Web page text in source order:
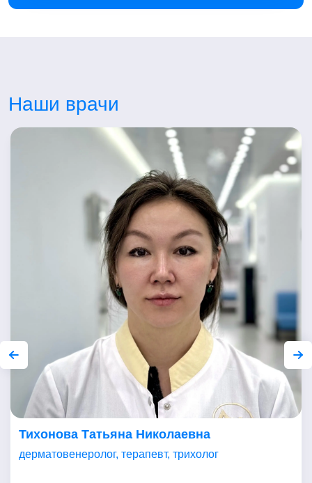
Наши врачи
Тихонова Татьяна Николаевна
дерматовенеролог, терапевт, трихолог